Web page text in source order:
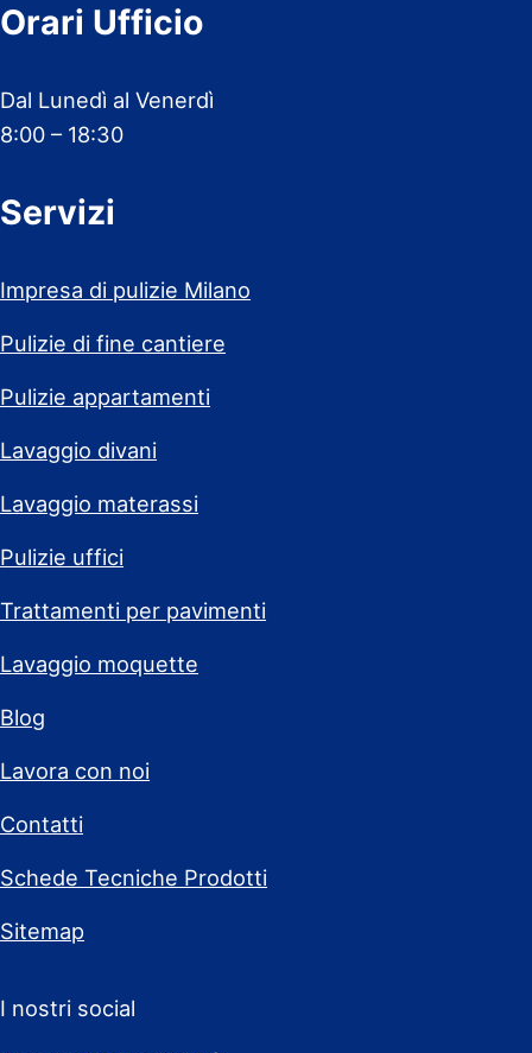
Orari Ufficio
Dal Lunedì al Venerdì
8:00 – 18:30
Servizi
Impresa di pulizie Milano
Pulizie di fine cantiere
Pulizie appartamenti
Lavaggio divani
Lavaggio materassi
Pulizie uffici
Trattamenti per pavimenti
Lavaggio moquette
Blog
Lavora con noi
Contatti
Schede Tecniche Prodotti
Sitemap
I nostri social